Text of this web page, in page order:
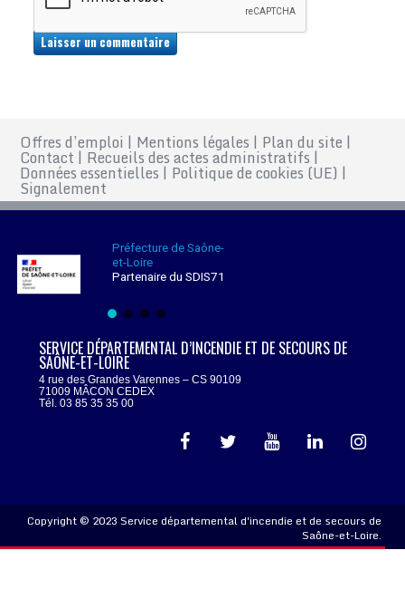
Offres d’emploi | Mentions légales | Plan du site |
Contact | Recueils des actes administratifs |
Données essentielles | Politique de cookies (UE) |
Signalement
Préfecture de Saône-
et-Loire
Partenaire du SDIS71
SERVICE DÉPARTEMENTAL D’INCENDIE ET DE SECOURS DE
SAÔNE-ET-LOIRE
4 rue des Grandes Varennes – CS 90109
71009 MÂCON CEDEX
Tél. 03 85 35 35 00
Copyright © 2023 Service départemental d'incendie et de secours de
Saône-et-Loire.